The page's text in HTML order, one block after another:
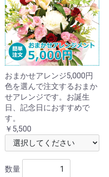
おまかせアレンジ5,000円
色を選んで注文するおまか
せアレンジです。お誕生
日、記念日におすすめで
す。
￥5,500
数量